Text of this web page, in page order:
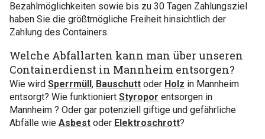
Bezahlmöglichkeiten sowie bis zu 30 Tagen Zahlungsziel
haben Sie die größtmögliche Freiheit hinsichtlich der
Zahlung des Containers.
Welche Abfallarten kann man über unseren
Containerdienst in Mannheim entsorgen?
Wie wird Sperrmüll , Bauschutt oder Holz in Mannheim
entsorgt? Wie funktioniert Styropor entsorgen in
Mannheim ? Oder gar potenziell giftige und gefährliche
Abfälle wie Asbest oder Elektroschrott?